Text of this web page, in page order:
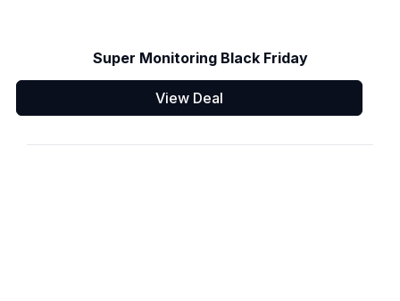
Super Monitoring Black Friday
View Deal